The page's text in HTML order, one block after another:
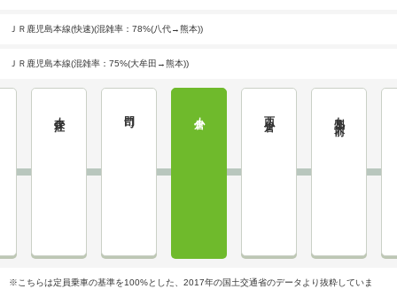
ＪＲ鹿児島本線(快速)(混雑率：78%(八代→熊本))
ＪＲ鹿児島本線(混雑率：75%(大牟田→熊本))
※こちらは定員乗車の基準を100%とした、2017年の国土交通省のデータより抜粋していま